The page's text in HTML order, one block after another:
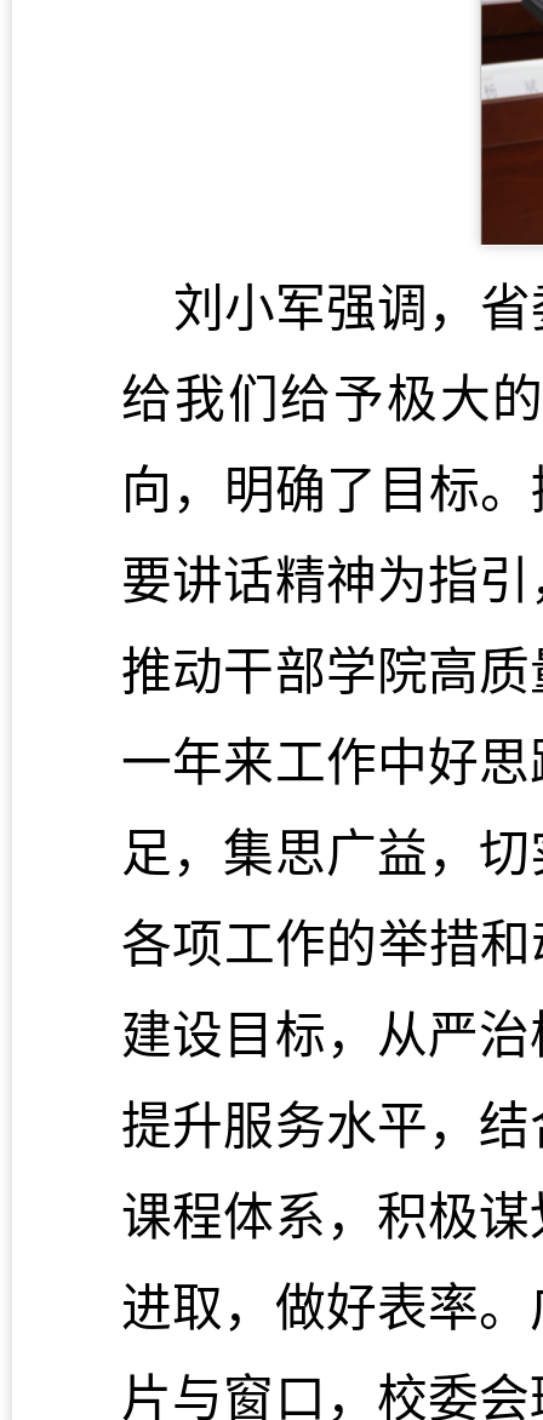
刘小军强调，
给我们给予极大
向，明确了目标
要讲话精神为指
推动干部学院高
一年来工作中好
足，集思广益，
各项工作的举措
建设目标，从严
提升服务水平，
课程体系，积极
进取，做好表率
片与窗口，校委